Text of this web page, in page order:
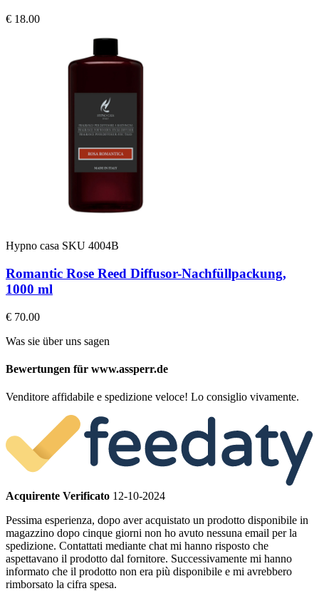
€ 18.00
Hypno casa SKU 4004B
Romantic Rose Reed Diffusor-Nachfüllpackung,
1000 ml
€ 70.00
Was sie über uns sagen
Bewertungen für www.assperr.de
Venditore affidabile e spedizione veloce! Lo consiglio vivamente.
Acquirente Verificato 12-10-2024
Pessima esperienza, dopo aver acquistato un prodotto disponibile in
magazzino dopo cinque giorni non ho avuto nessuna email per la
spedizione. Contattati mediante chat mi hanno risposto che
aspettavano il prodotto dal fornitore. Successivamente mi hanno
informato che il prodotto non era più disponibile e mi avrebbero
rimborsato la cifra spesa.